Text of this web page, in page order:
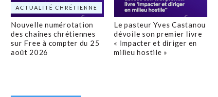
ACTUALITÉ CHRÉTIENNE
Nouvelle numérotation
des chaînes chrétiennes
sur Free à compter du 25
août 2026
Le pasteur Yves Castanou
dévoile son premier livre
« Impacter et diriger en
milieu hostile »